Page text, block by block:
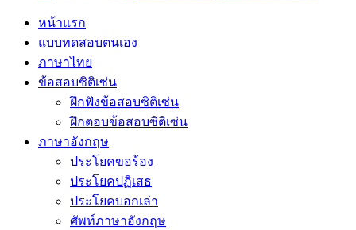
หน้าแรก
แบบทดสอบตนเอง
ภาษาไทย
ข้อสอบซิติเซ่น
ฝึกฟังข้อสอบซิติเซ่น
ฝึกตอบข้อสอบซิติเซ่น
ภาษาอังกฤษ
ประโยคขอร้อง
ประโยคปฏิเสธ
ประโยคบอกเล่า
ศัพท์ภาษาอังกฤษ